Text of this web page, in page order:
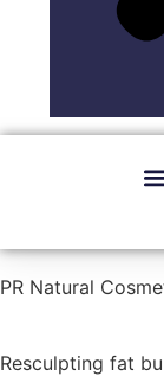
PR Natural
Resculpting fat